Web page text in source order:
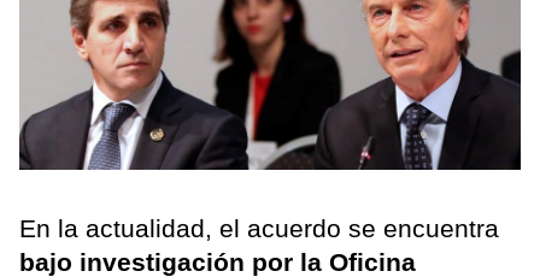
En la actualidad, el acuerdo se encuentra
bajo investigación por la Oficina